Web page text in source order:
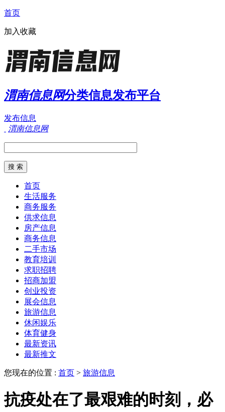
首页
加入收藏
渭南信息网分类信息发布平台
发布信息
渭南信息网
首页
生活服务
商务服务
供求信息
房产信息
商务信息
二手市场
教育培训
求职招聘
招商加盟
创业投资
展会信息
旅游信息
休闲娱乐
体育健身
最新资讯
最新推文
您现在的位置 : 首页 > 旅游信息
抗疫处在了最艰难的时刻，必